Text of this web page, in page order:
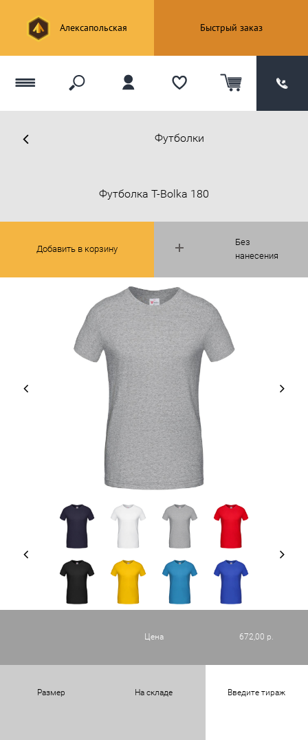
Алексапольская Быстрый заказ
Футболки
Без
нанесения
Футболка T-Bolka 180
Добавить в корзину
Цена 672,00 р.
Размер На складе Введите тираж